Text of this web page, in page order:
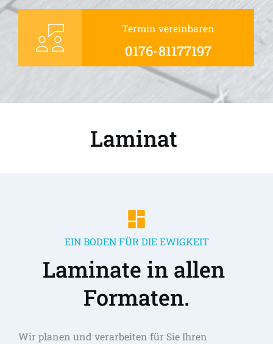
Termin vereinbaren
0176-81177197
Laminat
EIN BODEN FÜR DIE EWIGKEIT
Laminate in allen
Formaten.
Wir planen und verarbeiten für Sie Ihren